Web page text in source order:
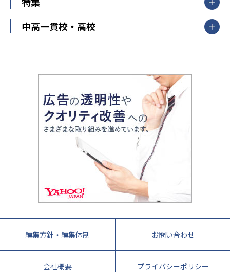
中部
愛知県
静岡県
長野県
大阪府
兵庫県 京都府 奈良県
和歌山県
鳥取県
島根県 岡山県 広島県
香川県
高知県
長崎県 熊本県
鹿児島県 沖縄県
個別教室のトライ
武田塾
大学受験
教育全般
大学受験塾の選び方
中学受験に熱心な市区町村ランキング
小学校受験
家庭教師
開成番長直伝！子どもの受験を成功させる方法
運動と遊びを考える
情報Ⅰ、数学が苦手な人注目！最短距離の学力
アップ法
悩み多き「大学受験」相談室
英語・英会話・英検対策
小学校教師が解説！中学受験のリアル
教育ジャーナリストが徹底解説！ 大学受験の羅
中高一貫校・高校
大学入試改革
ママテクエグザム
進化する中高一貫校・高校
編集方針・編集体制 お問い合わせ
会社概要 プライバシーポリシー